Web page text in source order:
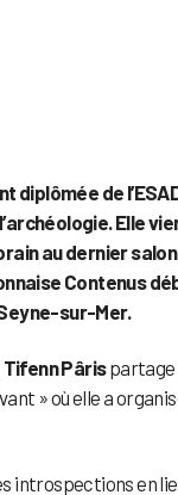
de
Elle
au dernier
Contenus
sur-Mer.
Tifenn Pârispartage
» où elle a
introspections en